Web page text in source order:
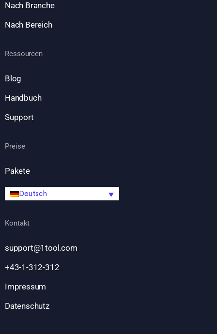
Nach Branche
Nach Bereich
Ressourcen
Blog
Handbuch
Support
Preise
Pakete
Deutsch
Kontakt
support@1tool.com
+43-1-312-312
Impressum
Datenschutz